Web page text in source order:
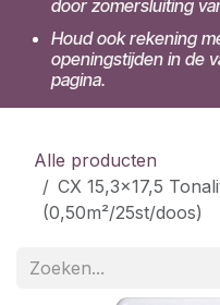
door zomersluiting
Houd ook rekening
openingstijden in de
pagina.
Alle producten
CX 15,3x17,5
(0,50m²/25st/doos)